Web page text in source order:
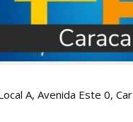
A, Avenida Este 0,